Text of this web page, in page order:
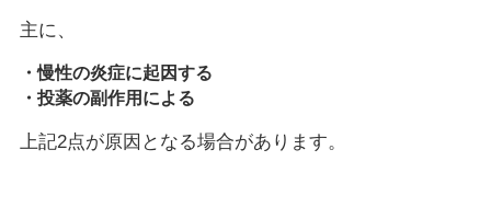
主に、
・慢性の炎症に起因する
・投薬の副作用による
上記2点が原因となる場合があります。